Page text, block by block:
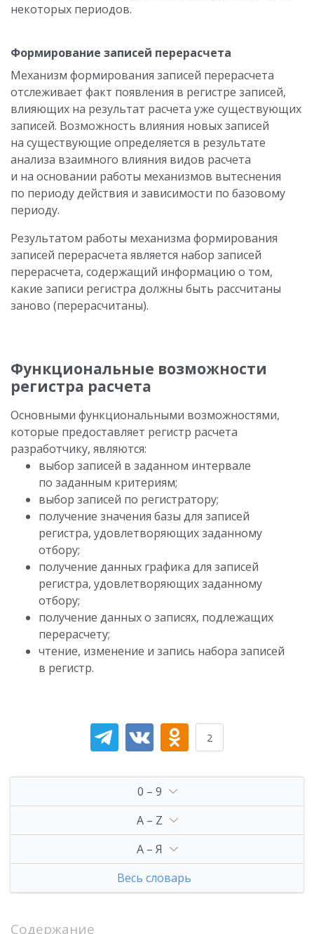
некоторых периодов.
Формирование записей перерасчета
Механизм формирования записей перерасчета
отслеживает факт появления в регистре записей,
влияющих на результат расчета уже существующих
записей. Возможность влияния новых записей
на существующие определяется в результате
анализа взаимного влияния видов расчета
и на основании работы механизмов вытеснения
по периоду действия и зависимости по базовому
периоду.
Результатом работы механизма формирования
записей перерасчета является набор записей
перерасчета, содержащий информацию о том,
какие записи регистра должны быть рассчитаны
заново (перерасчитаны).
Функциональные возможности
регистра расчета
Основными функциональными возможностями,
которые предоставляет регистр расчета
разработчику, являются:
выбор записей в заданном интервале
по заданным критериям;
выбор записей по регистратору;
получение значения базы для записей
регистра, удовлетворяющих заданному
отбору;
получение данных графика для записей
регистра, удовлетворяющих заданному
отбору;
получение данных о записях, подлежащих
перерасчету;
чтение, изменение и запись набора записей
в регистр.
2
0 – 9
A – Z
А – Я
Весь словарь
Содержание